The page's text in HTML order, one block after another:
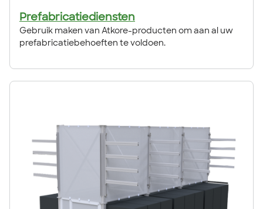
Prefabricatiediensten
Gebruik maken van Atkore-producten om aan al uw
prefabricatiebehoeften te voldoen.